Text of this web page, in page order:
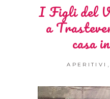
I Figli del
a
casa
APERITIVI